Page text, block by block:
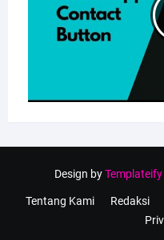
Design byTemplateify
Tentang Kami Redaksi